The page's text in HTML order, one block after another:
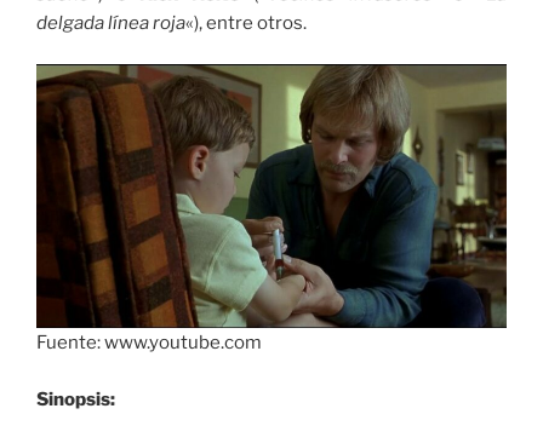
delgada línea roja«), entre otros.
Fuente: www.youtube.com
Sinopsis: